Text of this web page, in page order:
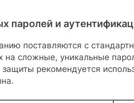
паролей и
поставляются с
на сложные, уникальные
рекомендуется